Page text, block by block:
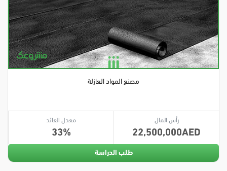
مصنع المواد العازلة
رأس المال
22,500,000
معدل العائد
33
طلب الدراسة